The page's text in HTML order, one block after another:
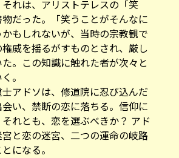
れは、アリストテレスの「笑
だった。「笑うことがそんなに
もしれないが、当時の宗教観で
威を揺るがすものとされ、厳し
。この知識に触れた者が次々と
。
アドソは、修道院に忍び込んだ
い、禁断の恋に落ちる。信仰に
れとも、恋を選ぶべきか？ アド
と恋の迷宮、二つの運命の岐路
になる。